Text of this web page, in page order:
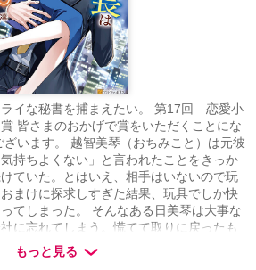
ライな秘書を捕まえたい。 第17回 恋愛小
皆さまのおかげで賞をいただくことにな
ざいます。 越智美琴（おちみこと）は元彼
持ちよくない」と言われたことをきっか
ていた。とはいえ、相手はいないので玩
まけに探求しすぎた結果、玩具でしか快
てしまった。 そんなある日美琴は大事な
に忘れてしまう。慌てて取りに戻ったも
上司である蓮見慧士（はすみさとし）に
った。 「黙っててやるから俺にも見せろ
もっと見る